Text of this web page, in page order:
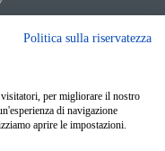
Politica sulla riservatezza
per migliorare il nostro
di navigazione
aprire le impostazioni.